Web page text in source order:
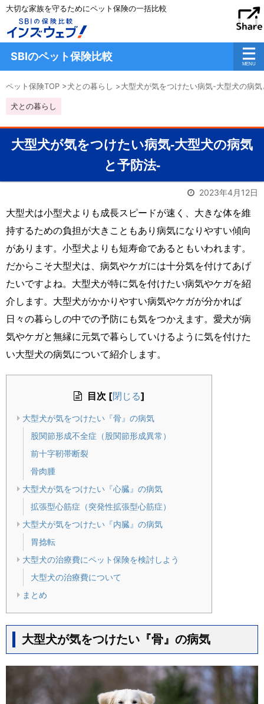
大切な家族を守るためにペット保険の一括比較
SBIのペット保険比較
ペット保険TOP >犬との暮らし >大型犬が気をつけたい病気-大型犬の病
犬との暮らし
大型犬が気をつけたい病気-大型犬の病気
と予防法-
2023年4月12日
大型犬は小型犬よりも成長スピードが速く、大きな体を維
持するための負担が大きこともあり病気になりやすい傾向
があります。小型犬よりも短寿命であるともいわれます。
だからこそ大型犬は、病気やケガには十分気を付けてあげ
たいですよね。大型犬が特に気を付けたい病気やケガを紹
介します。大型犬がかかりやすい病気やケガが分かれば
日々の暮らしの中での予防にも気をつかえます。愛犬が病
気やケガと無縁に元気で暮らしていけるように気を付けた
い大型犬の病気について紹介します。
目次 [閉じる]
大型犬が気をつけたい『骨』の病気
股関節形成不全症（股関節形成異常）
前十字靭帯断裂
骨肉腫
大型犬が気をつけたい『心臓』の病気
拡張型心筋症（突発性拡張型心筋症）
大型犬が気をつけたい『内臓』の病気
胃捻転
大型犬の治療費にペット保険を検討しよう
大型犬の治療費について
まとめ
大型犬が気をつけたい『骨』の病気